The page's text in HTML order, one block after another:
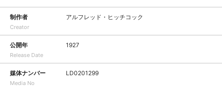
制作者
Creator
アルフレッド・ヒッチコック
公開年
Release Date
1927
媒体ナンバー
Media No
LD0201299